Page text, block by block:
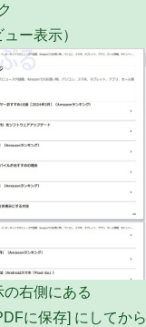
ー表示）
右側にある
に保存] にしてから